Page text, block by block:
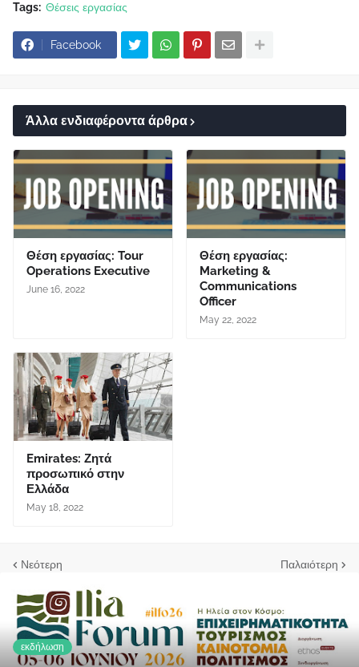
Tags: Θέσεις εργασίας
Facebook
Άλλα ενδιαφέροντα άρθρα
Θέση εργασίας: Tour
Operations Executive
June 16, 2022
Θέση εργασίας:
Marketing &
Communications
Officer
May 22, 2022
Emirates: Ζητά
προσωπικό στην
Ελλάδα
May 18, 2022
Νεότερη Παλαιότερη
εκδήλωση